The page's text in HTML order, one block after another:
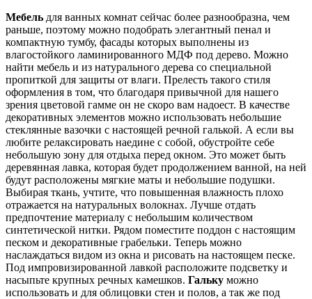
Мебель для ванных комнат сейчас более разнообразна, чем
раньше, поэтому можно подобрать элегантный пенал и
компактную тумбу, фасады которых выполнены из
влагостойкого ламинированного МДФ под дерево. Можно
найти мебель и из натурального дерева со специальной
пропиткой для защиты от влаги. Прелесть такого стиля
оформления в том, что благодаря привычной для нашего
зрения цветовой гамме он не скоро вам надоест. В качестве
декоративных элементов можно использовать небольшие
стеклянные вазочки с настоящей речной галькой. А если вы
любите релаксировать наедине с собой, обустройте себе
небольшую зону для отдыха перед окном. Это может быть
деревянная лавка, которая будет продолжением ванной, на ней
будут расположены мягкие маты и небольшие подушки.
Выбирая ткань, учтите, что повышенная влажность плохо
отражается на натуральных волокнах. Лучше отдать
предпочтение материалу с небольшим количеством
синтетической нитки. Рядом поместите поддон с настоящим
песком и декоративные грабельки. Теперь можно
наслаждаться видом из окна и рисовать на настоящем песке.
Под импровизированной лавкой расположите подсветку и
насыпьте крупных речных камешков. Гальку можно
использовать и для облицовки стен и полов, а так же под